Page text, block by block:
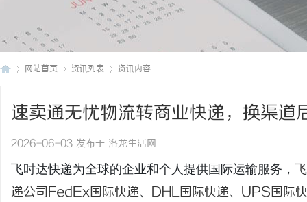
网站首页 资讯列表 资讯内容
速卖通无忧物流转商业快递，换渠
价格_上飞时达快递官网
2026-06-03 发布于 洛龙生活网
飞时达快递为全球的企业和个人提供国际运输服务，
递公司FedEx国际快递、 DHL国际快递、 UPS国际